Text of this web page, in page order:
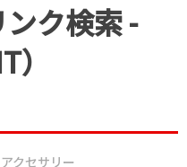
ク検索 -
アクセサリー